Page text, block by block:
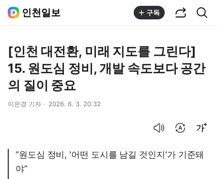
인천일보 구독
[인천 대전환, 미래 지도를 그린다]
15. 원도심 정비, 개발 속도보다 공간
의 질이 중요
이은경 기자 2026. 6. 3. 20:32
“원도심 정비, '어떤 도시를 남길 것인지'가 기준돼
야”